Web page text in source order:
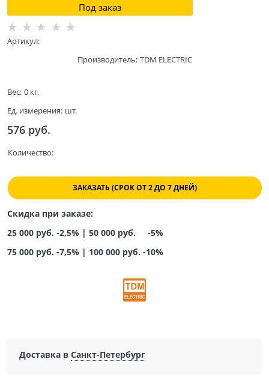
Под заказ
Артикул:
Производитель: TDM ELECTRIC
Вес: 0 кг.
Ед. измерения: шт.
576 руб.
Количество:
ЗАКАЗАТЬ (СРОК ОТ 2 ДО 7 ДНЕЙ)
Скидка при заказе:
25 000 руб. -2,5% | 50 000 руб. -5%
75 000 руб. -7,5% | 100 000 руб. -10%
Доставка в Санкт-Петербург